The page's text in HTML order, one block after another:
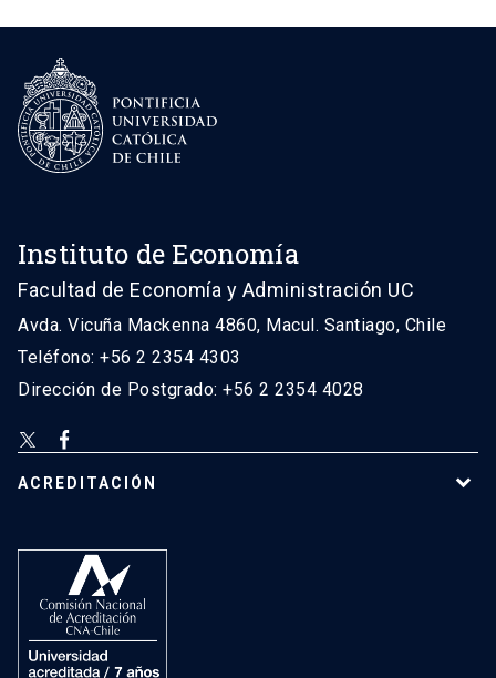
Instituto de Economía
Facultad de Economía y Administración UC
Avda. Vicuña Mackenna 4860, Macul. Santiago, Chile
Teléfono: +56 2 2354 4303
Dirección de Postgrado: +56 2 2354 4028
ACREDITACIÓN